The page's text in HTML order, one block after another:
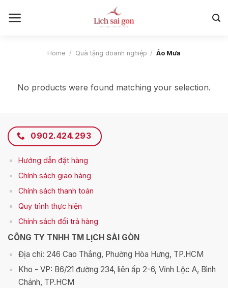
Home / Quà tặng doanh nghiệp / Áo Mưa
No products were found matching your selection.
0902.424.293
Hướng dẫn đặt hàng
Chính sách giao hàng
Chính sách thanh toán
Quy trình thực hiện
Chính sách đổi trả hàng
CÔNG TY TNHH TM LỊCH SÀI GÒN
Địa chỉ: 246 Cao Thắng, Phường Hòa Hưng, TP.HCM
Kho - VP: B6/21 đường 234, liên ấp 2-6, Vĩnh Lộc A, Bình
Chánh, TP.HCM